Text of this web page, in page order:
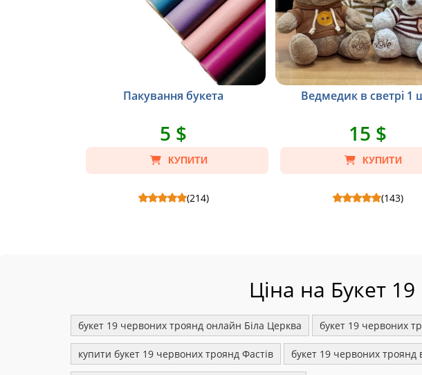
Пакування букета
5 $
КУПИТИ
(214)
Ведмедик в светрі 1
15 $
КУПИТИ
(143)
Ціна на Букет
букет 19 червоних троянд онлайн Біла Церква букет 19 червоних
купити букет 19 червоних троянд Фастів букет 19 червоних троянд